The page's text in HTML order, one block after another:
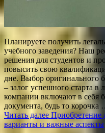
Планируете получить
учебного заведения? Наш
решения для студентов и
повысить свою
дне. Выбор оригинального
– залог успешного старта
компании включают в себя
документа, будь то корочка
Читать далее Приобретение
варианты и важные аспекты